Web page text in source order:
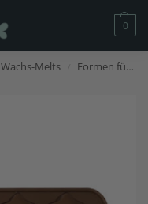
0
Wachs-Melts Formen für Wachs-Melts